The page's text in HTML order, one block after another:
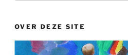
OVER DEZE SITE